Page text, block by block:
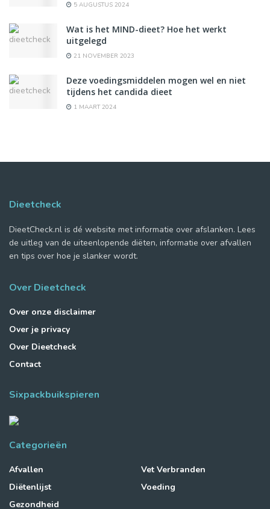
5 AUGUSTUS 2024
Wat is het MIND-dieet? Hoe het werkt
uitgelegd
21 NOVEMBER 2023
Deze voedingsmiddelen mogen wel en niet
tijdens het candida dieet
1 MAART 2024
Dieetcheck
DieetCheck.nl is dé website met informatie over afslanken. Lees
de uitleg van de uiteenlopende diëten, informatie over afvallen
en tips over hoe je slanker wordt.
Over Dieetcheck
Over onze disclaimer
Over je privacy
Over Dieetcheck
Contact
Sixpackbuikspieren
Categorieën
Afvallen
Diëtenlijst
Gezondheid
Vet Verbranden
Voeding